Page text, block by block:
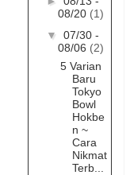
08/20 (1)
▼ 07/30 -
08/06 (2)
5 Varian
Baru
Tokyo
Bowl
Hokbe
n ~
Cara
Nikmat
Terb...